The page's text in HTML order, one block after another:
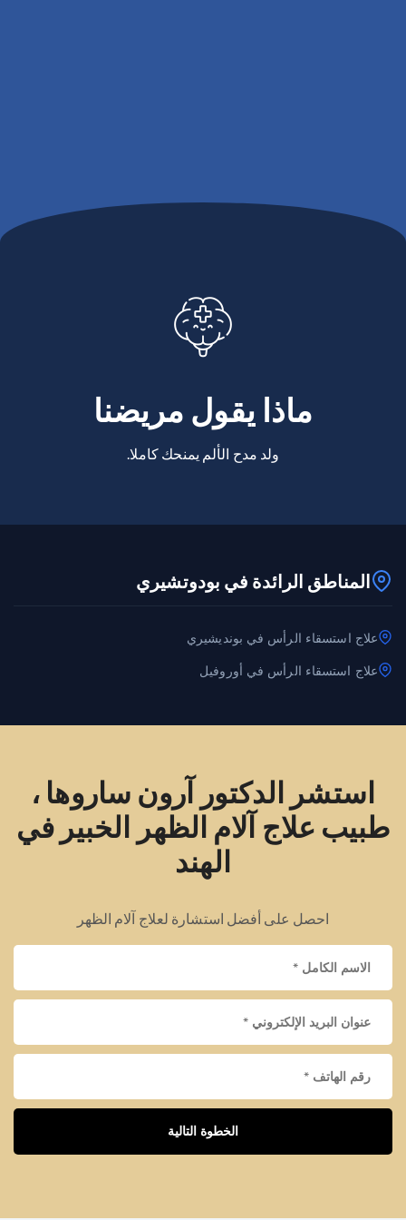
ماذا يقول مريضنا
ولد مدح الألم يمنحك كاملا.
المناطق الرائدة في بودوتشيري
علاج استسقاء الرأس في بونديشيري
علاج استسقاء الرأس في أوروفيل
استشر الدكتور آرون ساروها ،
طبيب علاج آلام الظهر الخبير في
الهند
احصل على أفضل استشارة لعلاج آلام الظهر
الخطوة التالية